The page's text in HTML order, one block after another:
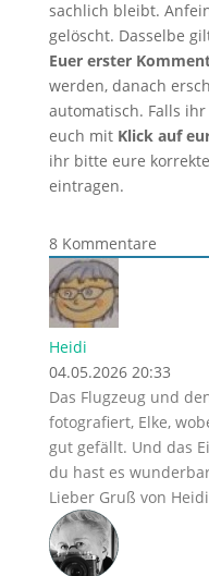
sachlich bleibt.
gelöscht. Dasselbe
Euer erster
werden, danach
automatisch. Falls
euch mit Klick auf
ihr bitte eure
eintragen.
8Kommentare
Heidi
04.05.2026 20:33
Das Flugzeug und
fotografiert, Elke,
gut gefällt. Und das
du hast es
Lieber Gruß von Heidi